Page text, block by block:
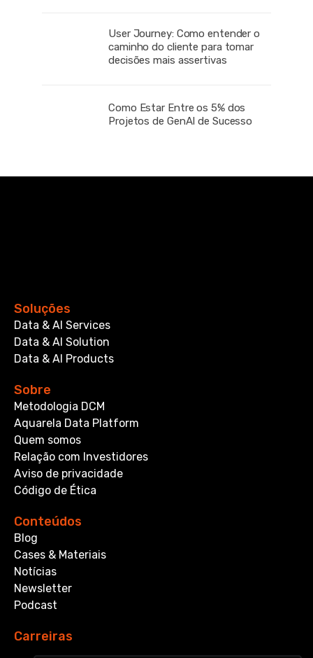
User Journey: Como entender o
caminho do cliente para tomar
decisões mais assertivas
Como Estar Entre os 5% dos
Projetos de GenAI de Sucesso
Soluções
Data & AI Services
Data & AI Solution
Data & AI Products
Sobre
Metodologia DCM
Aquarela Data Platform
Quem somos
Relação com Investidores
Aviso de privacidade
Código de Ética
Conteúdos
Blog
Cases & Materiais
Notícias
Newsletter
Podcast
Carreiras